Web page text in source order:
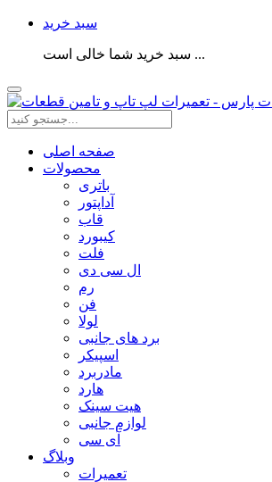
سبد خرید
سبد خرید شما خالی است ...
صفحه اصلی
محصولات
باتری
آداپتور
قاب
کیبورد
فلت
ال سی دی
رم
فن
لولا
برد های جانبی
اسپیکر
مادربرد
هارد
هیت سینک
لوازم جانبی
آی سی
وبلاگ
تعمیرات